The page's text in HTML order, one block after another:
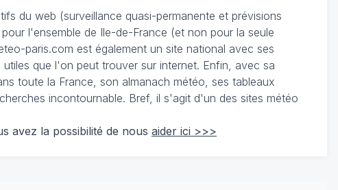
du web (surveillance quasi-permanente et prévisions
l'ensemble de Ile-de-France (et non pour la seule
paris.com est également un site national avec ses
que l'on peut trouver sur internet. Enfin, avec sa
toute la France, son almanach météo, ses tableaux
incontournable. Bref, il s'agit d'un des sites météo
avez la possibilité de nous aider ici >>>